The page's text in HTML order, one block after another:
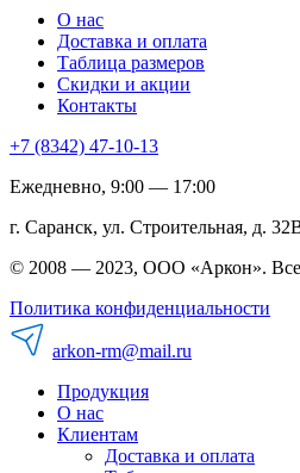
О нас
Доставка и оплата
Таблица размеров
Скидки и акции
Контакты
+7 (8342) 47-10-13
Ежедневно, 9:00 — 17:00
г. Саранск, ул. Строительная, д.
© 2008 — 2023, ООО «Аркон».
Политика конфиденциальности
arkon-rm@mail.ru
Продукция
О нас
Клиентам
Доставка и оплата